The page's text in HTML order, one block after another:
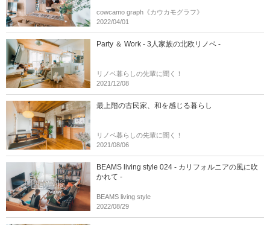
cowcamo graph《カウカモグラフ》
2022/04/01
Party ＆ Work - 3人家族の北欧リノベ -
リノベ暮らしの先輩に聞く！
2021/12/08
最上階の古民家、和を感じる暮らし
リノベ暮らしの先輩に聞く！
2021/08/06
BEAMS living style 024 - カリフォルニアの風に吹
かれて -
BEAMS living style
2022/08/29